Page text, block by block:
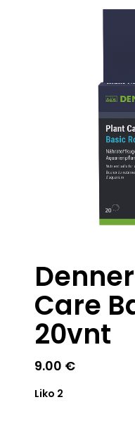
Care
20vnt
9.00 €
Liko 2